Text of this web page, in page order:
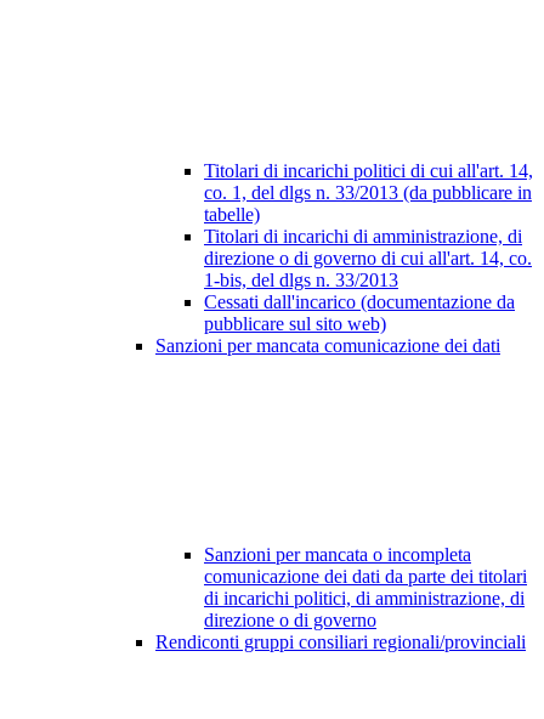
Titolari di incarichi politici di cui all'art. 14,
co. 1, del dlgs n. 33/2013 (da pubblicare in
tabelle)
Titolari di incarichi di amministrazione, di
direzione o di governo di cui all'art. 14, co.
1-bis, del dlgs n. 33/2013
Cessati dall'incarico (documentazione da
pubblicare sul sito web)
Sanzioni per mancata comunicazione dei dati
Sanzioni per mancata o incompleta
comunicazione dei dati da parte dei titolari
di incarichi politici, di amministrazione, di
direzione o di governo
Rendiconti gruppi consiliari regionali/provinciali